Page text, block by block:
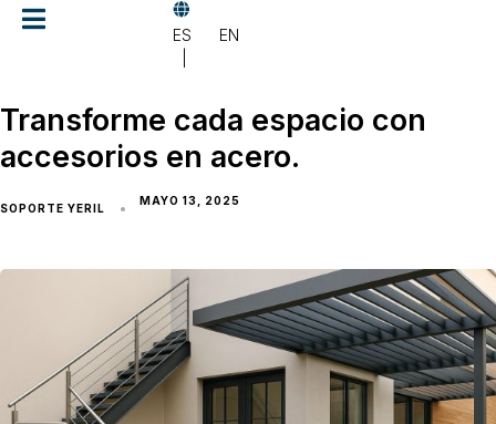
Skip
links
Skip
to
content
ES EN
Transforme cada espacio con
accesorios en acero.
SOPORTE YERIL
MAYO 13, 2025